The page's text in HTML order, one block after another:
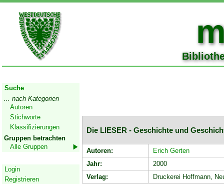
Suche
... nach Kategorien
Autoren
Stichworte
Klassifizierungen
Gruppen betrachten
Alle Gruppen
Login
Registrieren
Die LIESER - Geschichte und
Autoren:
Erich Gerten
Jahr:
2000
Verlag:
Druckerei Hoffmann,